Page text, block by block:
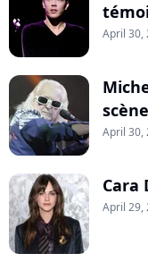
April 30,
scène
April 30,
Cara
April 29,